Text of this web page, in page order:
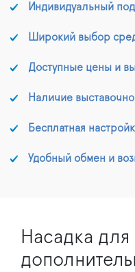
Индивидуальный
Широкий выбор
Доступные цены и
Наличие
Бесплатная
Удобный обмен и
Насадка для